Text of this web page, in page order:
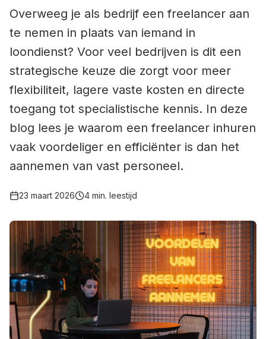
Overweeg je als bedrijf een freelancer aan
te nemen in plaats van iemand in
loondienst? Voor veel bedrijven is dit een
strategische keuze die zorgt voor meer
flexibiliteit, lagere vaste kosten en directe
toegang tot specialistische kennis. In deze
blog lees je waarom een freelancer inhuren
vaak voordeliger en efficiënter is dan het
aannemen van vast personeel.
23 maart 2026 4 min. leestijd